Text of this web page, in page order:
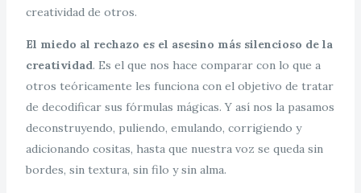
creatividad de otros.
El miedo al rechazo es el asesino más silencioso de la
creatividad. Es el que nos hace comparar con lo que a
otros teóricamente les funciona con el objetivo de tratar
de decodificar sus fórmulas mágicas. Y así nos la pasamos
deconstruyendo, puliendo, emulando, corrigiendo y
adicionando cositas, hasta que nuestra voz se queda sin
bordes, sin textura, sin filo y sin alma.